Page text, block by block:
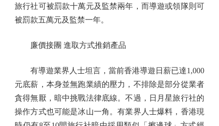
旅行社可被罰款十萬元及監禁兩年，而導遊或領隊則可
被罰款五萬元及監禁一年。
廉價接團 進取方式推銷產品
有導遊業界人士坦言，當前香港導遊日薪已達1,000
元底薪，本身並無跑業績的壓力，不排除是部分從業者
貪得無厭，暗中挑戰法律底線。不過，日月星旅行社的
操作方式也可能是冰山一角。有業界人士爆料，香港現